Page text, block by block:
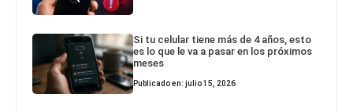
Si tu celular tiene más de 4 años, esto
es lo que le va a pasar en los próximos
meses
Publicado en: julio 15, 2026